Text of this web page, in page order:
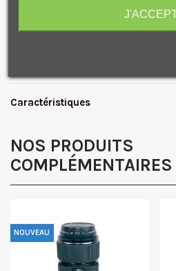
poussière (Weather Resistant).
Caractéristiques
NOS PRODUITS
COMPLÉMENTAIRES
NOUVEAU
J'accepte de recevoir des